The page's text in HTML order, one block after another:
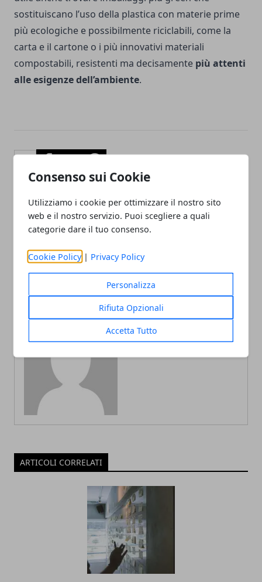
Consenso sui Cookie
Utilizziamo i cookie per ottimizzare il nostro sito
web e il nostro servizio. Puoi scegliere a quali
categorie dare il tuo consenso.
Cookie Policy | Privacy Policy
Personalizza
Rifiuta Opzionali
Accetta Tutto
sostituiscano l’uso della plastica con materie prime
più ecologiche e possibilmente riciclabili, come la
carta e il cartone o i più innovativi materiali
compostabili, resistenti ma decisamente più attenti
alle esigenze dell’ambiente.
Facebook
TwitterWhatsapp
Articolo Precedente
SOS vespe a Milano: i nidi
finestra
Articolo Successivo
Trading online automatico:
ARTICOLI CORRELATI